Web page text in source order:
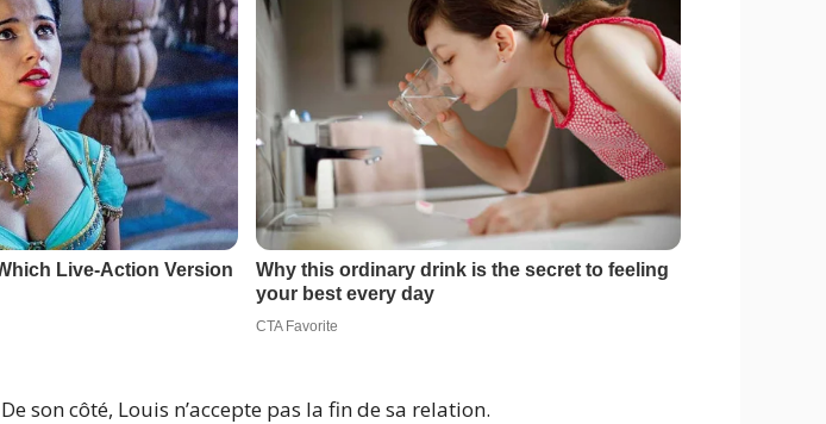
son côté, Louis n’accepte pas la fin de sa relation.